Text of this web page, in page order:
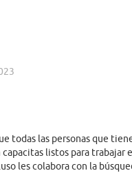
todas las personas que
listos para trabajar
les colabora con la